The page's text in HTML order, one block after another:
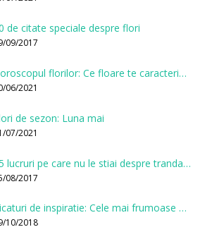
de citate speciale despre flori
09/2017
Horoscopul florilor: Ce floare te caracterizeaza in functie de ziua nasterii?
06/2021
de sezon: Luna mai
07/2021
15 lucruri pe care nu le stiai despre trandafiri
08/2017
Picaturi de inspiratie: Cele mai frumoase citate despre flori
10/2018